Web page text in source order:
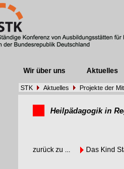
Wir über uns Aktuelles
STK Aktuelles Projekte der
Heilpädagogik in
zurück zu ... Das Kind